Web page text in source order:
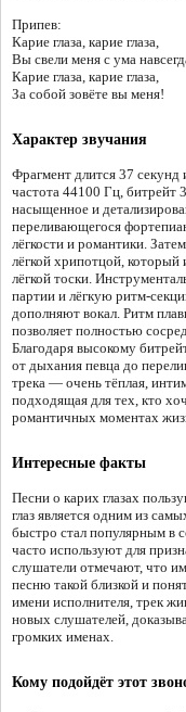
Припев:
Карие глаза, карие глаза,
Вы свели меня с ума
Карие глаза, карие глаза,
За собой зовёте вы меня!
Характер звучания
Фрагмент длится 37 секунд
частота 44100 Гц, битрейт
насыщенное и
переливающегося
лёгкости и романтики.
лёгкой хрипотцой, который
лёгкой тоски.
партии и лёгкую ритм-
дополняют вокал. Ритм
позволяет полностью
Благодаря высокому
от дыхания певца до
трека — очень тёплая,
подходящая для тех, кто
романтичных моментах
Интересные факты
Песни о карих глазах
глаз является одним из
быстро стал популярным в
часто используют для
слушатели отмечают, что
песню такой близкой и
имени исполнителя, трек
новых слушателей,
громких именах.
Кому подойдёт этот